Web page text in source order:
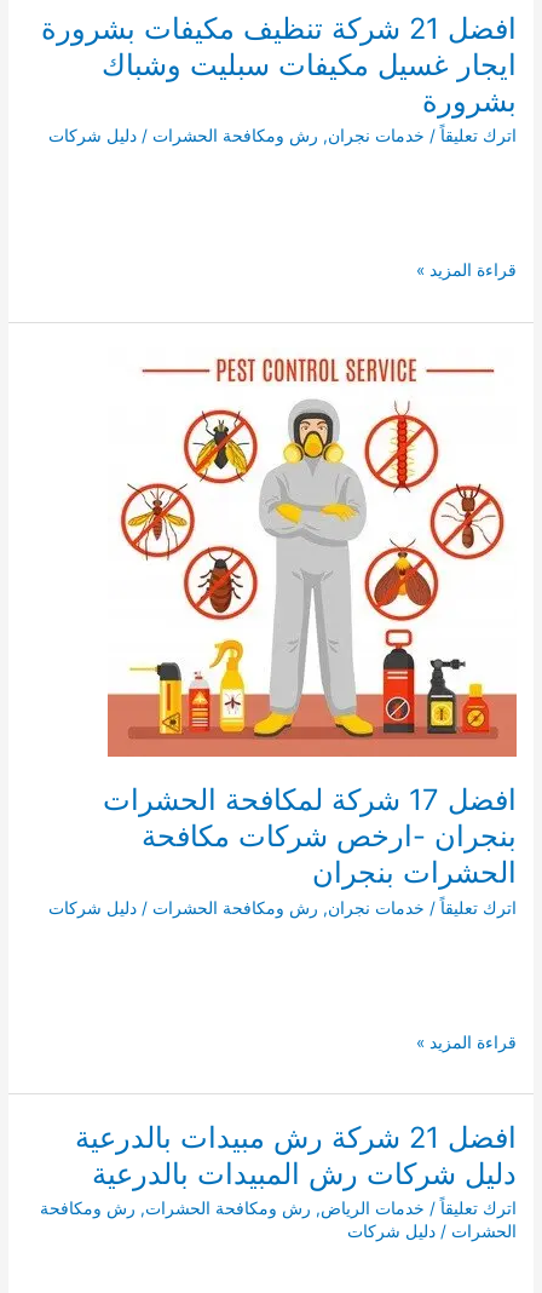
افضل 21 شركة تنظيف مكيفات بشرورة
ايجار غسيل مكيفات سبليت وشباك
بشرورة
اترك تعليقاً / خدمات نجران, رش ومكافحة الحشرات /دليل شركات
افضل
شركة
مكيفات
مكيفات
سبليت
وشباك
بشرورة
قراءة المزيد »
افضل 17 شركة لمكافحة الحشرات
بنجران -ارخص شركات مكافحة
الحشرات بنجران
اترك تعليقاً / خدمات نجران, رش ومكافحة الحشرات /دليل شركات
افضل
شركة
لمكافحة
الحشرات
بنجران
-ارخص
شركات
قراءة المزيد »
افضل 21 شركة رش مبيدات بالدرعية
دليل شركات رش المبيدات بالدرعية
اترك تعليقاً / خدمات الرياض, رش ومكافحة الحشرات, رش ومكافحة
الحشرات /دليل شركات